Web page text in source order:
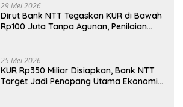
29 Mei 2026
Dirut Bank NTT Tegaskan KUR di Bawah
Rp100 Juta Tanpa Agunan, Penilaian
25 Mei 2026
KUR Rp350 Miliar Disiapkan, Bank NTT
Target Jadi Penopang Utama Ekonomi